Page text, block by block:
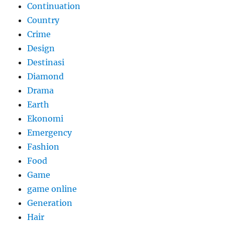
Continuation
Country
Crime
Design
Destinasi
Diamond
Drama
Earth
Ekonomi
Emergency
Fashion
Food
Game
game online
Generation
Hair